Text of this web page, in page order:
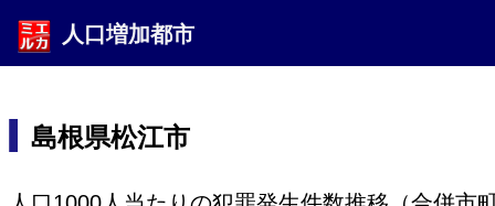
人口増加都市
島根県松江市